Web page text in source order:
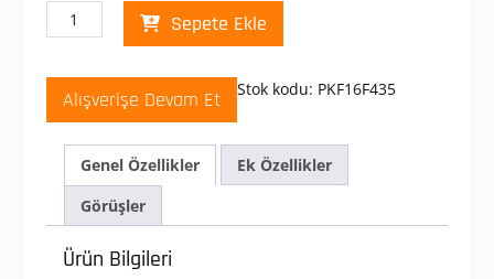
Schneider
PKF16F435
380-
415V
AC
5x16A
3P+N+E
Trifaze
IP44
Vida
Bağlantılı
Sepete Ekle
Alışverişe Devam Et Stok kodu: PKF16F435
Genel Özellikler
Ek Özellikler
Görüşler
Ürün Bilgileri